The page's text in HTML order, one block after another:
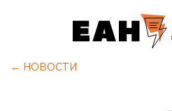
← НОВОСТИ